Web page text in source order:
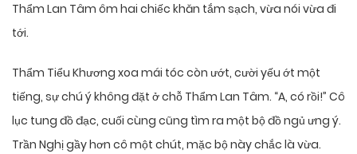
Thẩm Lan Tâm ôm hai chiếc khăn tắm sạch, vừa nói vừa đi
tới.
Thẩm Tiểu Khương xoa mái tóc còn ướt, cười yếu ớt một
tiếng, sự chú ý không đặt ở chỗ Thẩm Lan Tâm. “A, có rồi!” Cô
lục tung đồ đạc, cuối cùng cũng tìm ra một bộ đồ ngủ ưng ý.
Trần Nghị gầy hơn cô một chút, mặc bộ này chắc là vừa.